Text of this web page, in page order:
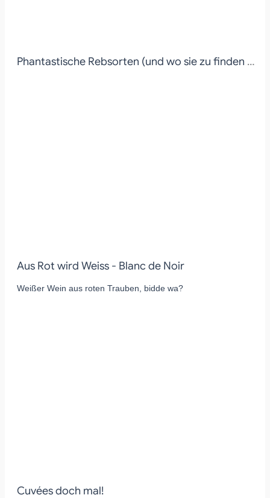
Phantastische Rebsorten (und wo sie zu finden sind)
Aus Rot wird Weiss - Blanc de Noir
Weißer Wein aus roten Trauben, bidde wa?
Cuvées doch mal!